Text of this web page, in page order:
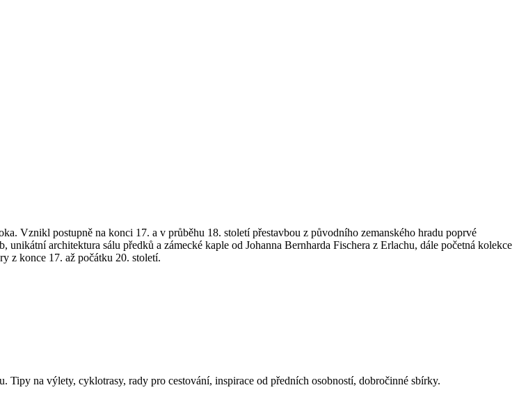
Vznikl postupně na konci 17. a v průběhu 18. století přestavbou z původního zemanského hradu poprvé
architektura sálu předků a zámecké kaple od Johanna Bernharda Fischera z Erlachu, dále početná kolekce
z konce 17. až počátku 20. století.
na výlety, cyklotrasy, rady pro cestování, inspirace od předních osobností, dobročinné sbírky.